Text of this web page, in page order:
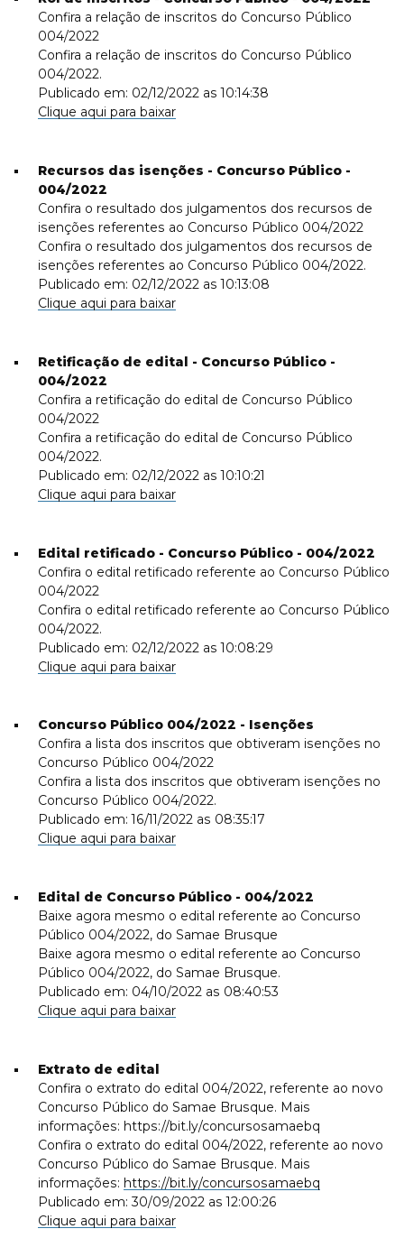
Confira a relação de inscritos do Concurso Público
004/2022
Confira a relação de inscritos do Concurso Público
004/2022.
Publicado em: 02/12/2022 as 10:14:38
Clique aqui para baixar
Recursos das isenções - Concurso Público -
004/2022
Confira o resultado dos julgamentos dos recursos de
isenções referentes ao Concurso Público 004/2022
Confira o resultado dos julgamentos dos recursos de
isenções referentes ao Concurso Público 004/2022.
Publicado em: 02/12/2022 as 10:13:08
Clique aqui para baixar
Retificação de edital - Concurso Público -
004/2022
Confira a retificação do edital de Concurso Público
004/2022
Confira a retificação do edital de Concurso Público
004/2022.
Publicado em: 02/12/2022 as 10:10:21
Clique aqui para baixar
Edital retificado - Concurso Público - 004/2022
Confira o edital retificado referente ao Concurso Público
004/2022
Confira o edital retificado referente ao Concurso Público
004/2022.
Publicado em: 02/12/2022 as 10:08:29
Clique aqui para baixar
Concurso Público 004/2022 - Isenções
Confira a lista dos inscritos que obtiveram isenções no
Concurso Público 004/2022
Confira a lista dos inscritos que obtiveram isenções no
Concurso Público 004/2022.
Publicado em: 16/11/2022 as 08:35:17
Clique aqui para baixar
Edital de Concurso Público - 004/2022
Baixe agora mesmo o edital referente ao Concurso
Público 004/2022, do Samae Brusque
Baixe agora mesmo o edital referente ao Concurso
Público 004/2022, do Samae Brusque.
Publicado em: 04/10/2022 as 08:40:53
Clique aqui para baixar
Extrato de edital
Confira o extrato do edital 004/2022, referente ao novo
Concurso Público do Samae Brusque. Mais
informações: https://bit.ly/concursosamaebq
Confira o extrato do edital 004/2022, referente ao novo
Concurso Público do Samae Brusque. Mais
informações: https://bit.ly/concursosamaebq
Publicado em: 30/09/2022 as 12:00:26
Clique aqui para baixar